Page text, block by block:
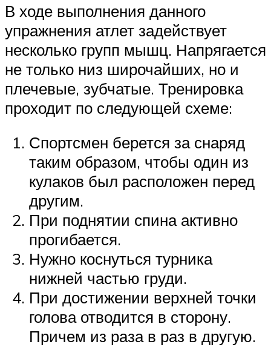
В ходе выполнения данного
упражнения атлет задействует
несколько групп мышц. Напрягается
не только низ широчайших, но и
плечевые, зубчатые. Тренировка
проходит по следующей схеме:
Спортсмен берется за снаряд
таким образом, чтобы один из
кулаков был расположен перед
другим.
При поднятии спина активно
прогибается.
Нужно коснуться турника
нижней частью груди.
При достижении верхней точки
голова отводится в сторону.
Причем из раза в раз в другую.